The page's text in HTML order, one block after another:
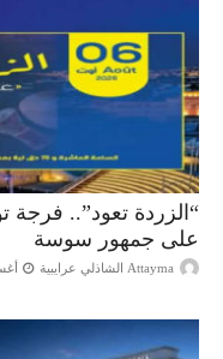
“الزردة تعود”.. فرجة
على جمهور سوسة
Attayma الشاذلي عرايبية